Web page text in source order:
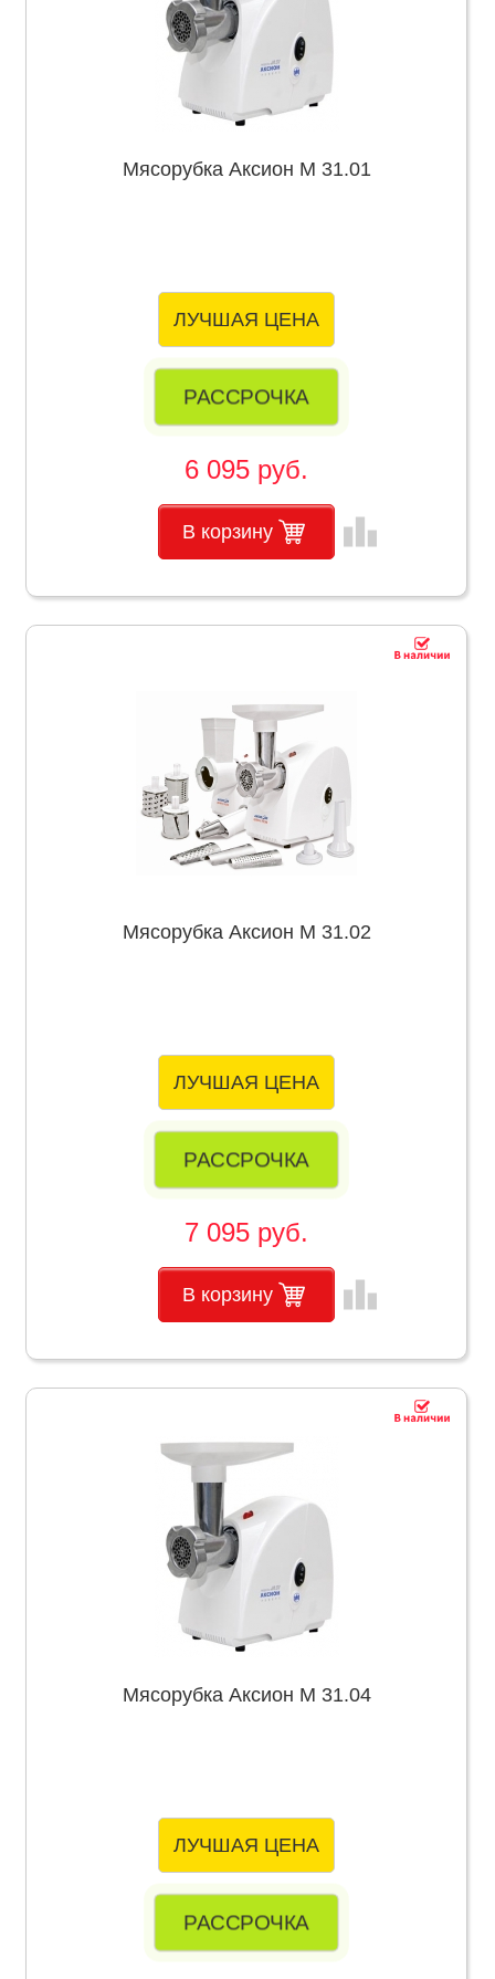
Мясорубка Аксион М 31.01
ЛУЧШАЯ ЦЕНА
РАССРОЧКА
6 095 руб.
В корзину leaderboard
Мясорубка Аксион М 31.02
ЛУЧШАЯ ЦЕНА
РАССРОЧКА
7 095 руб.
В корзину leaderboard
Мясорубка Аксион М 31.04
ЛУЧШАЯ ЦЕНА
РАССРОЧКА